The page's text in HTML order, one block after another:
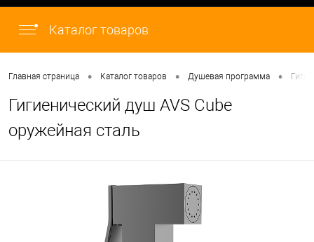
Каталог товаров
Главная страница • Каталог товаров • Душевая программа •
Гигиенический душ AVS Cube
оружейная сталь